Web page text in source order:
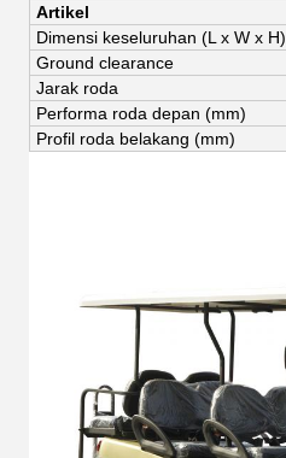
Artikel
Dimensi keseluruhan (L x W x H)
Ground clearance
Jarak roda
Performa roda depan (mm)
Profil roda belakang (mm)